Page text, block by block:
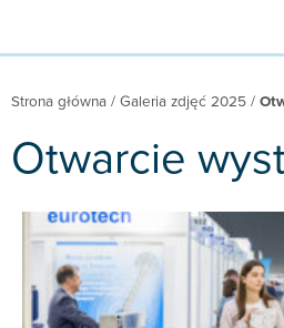
Strona główna / Galeria zdjęć 2025 /
Otwarcie